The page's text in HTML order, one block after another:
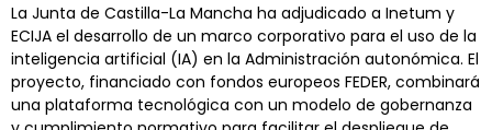
La Junta de Castilla-La Mancha ha adjudicado a Inetum y
ECIJA el desarrollo de un marco corporativo para el uso de la
inteligencia artificial (IA) en la Administración autonómica. El
proyecto, financiado con fondos europeos FEDER, combinará
una plataforma tecnológica con un modelo de gobernanza